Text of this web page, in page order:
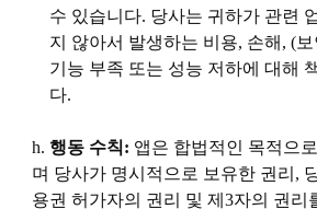
수 있습니다. 당사는 귀하가 관련
지 않아서 발생하는 비용, 손해, (
기능 부족 또는 성능 저하에 대해
다.
h. 행동 수칙: 앱은 합법적인 목적으
며 당사가 명시적으로 보유한 권리,
용권 허가자의 권리 및 제3자의 권리